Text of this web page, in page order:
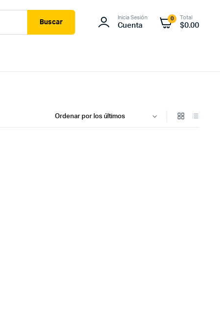
Buscar
Inicia Sesión
Cuenta
0 Total
$0.00